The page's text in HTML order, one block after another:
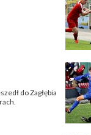
do Zagłębia